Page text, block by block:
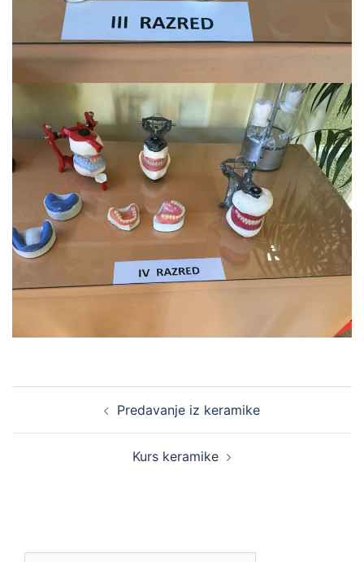
navigation Predavanje iz keramike
Kurs keramike